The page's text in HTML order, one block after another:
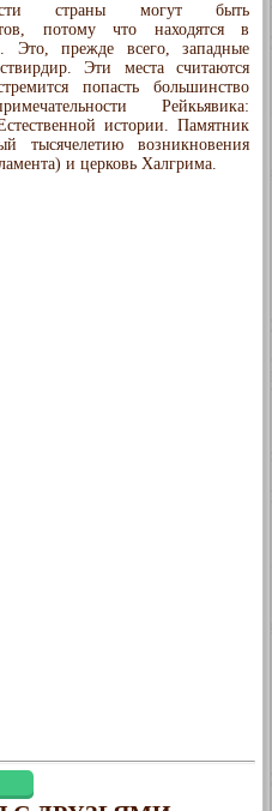
страны могут быть
потому что находятся в
Это, прежде всего, западные
Эти места считаются
попасть большинство
Рейкьявика:
истории. Памятник
тысячелетию возникновения
и церковь Халгрима.